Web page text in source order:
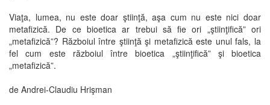
Viaţa, lumea, nu este doar ştiinţă, aşa cum nu este nici doar
metafizică. De ce bioetica ar trebui să fie ori „ştiinţifică” ori
„metafizică”? Războiul între ştiinţă şi metafizică este unul fals, la
fel cum este războiul între bioetica „ştiinţifică” şi bioetica
„metafizică”.
de Andrei-Claudiu Hrişman